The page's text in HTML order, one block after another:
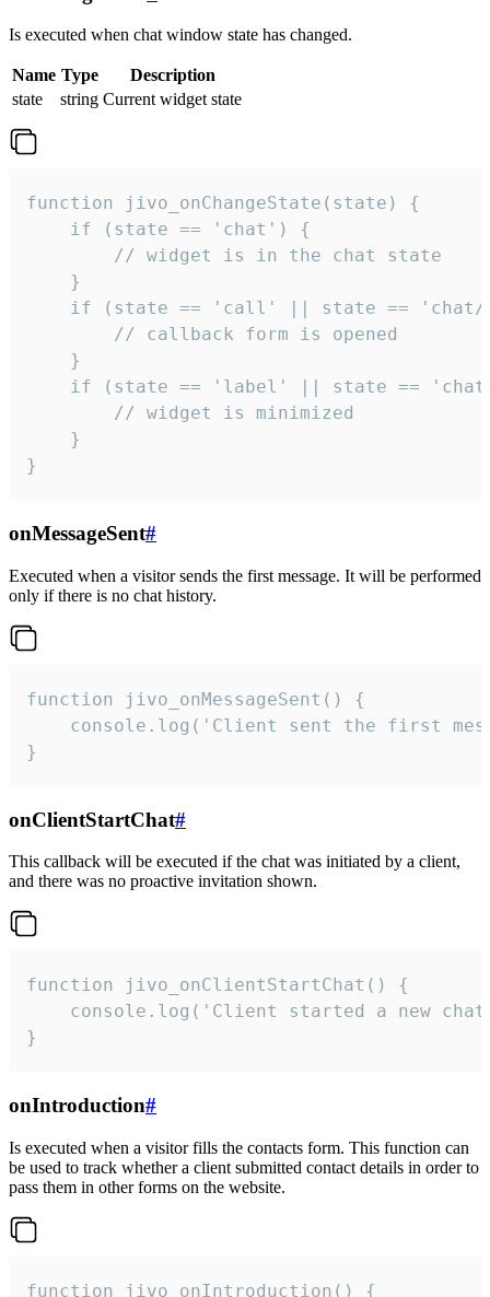
Is executed when chat window state has changed.
Name Type
Description
state
string Current widget state
function jivo_onChangeState(state) {
    if (state == 'chat') {
        // widget is in the chat state
    }
if (state == 'call' || state ==
        // callback form is opened
    }
if (state == 'label' || state ==
        // widget is minimized
    }
}
onMessageSent#
Executed when a visitor sends the first message. It will be performed
only if there is no chat history.
function jivo_onMessageSent() {
console.log('Client sent the first
}
onClientStartChat#
This callback will be executed if the chat was initiated by a client,
and there was no proactive invitation shown.
function jivo_onClientStartChat() {
console.log('Client started a new
}
onIntroduction#
Is executed when a visitor fills the contacts form. This function can
be used to track whether a client submitted contact details in order to
pass them in other forms on the website.
function jivo_onIntroduction() {